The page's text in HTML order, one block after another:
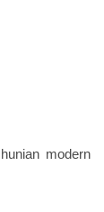
modern